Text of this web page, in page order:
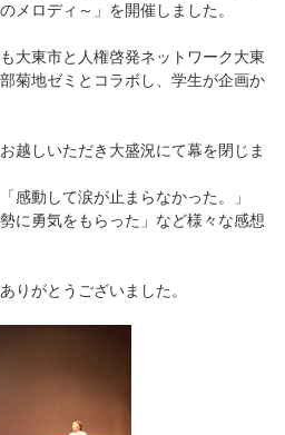
メロディ～」を開催しました。
大東市と人権啓発ネットワーク大東
菊地ゼミとコラボし、学生が企画か
越しいただき大盛況にて幕を閉じま
感動して涙が止まらなかった。」
に勇気をもらった」など様々な感想
りがとうございました。